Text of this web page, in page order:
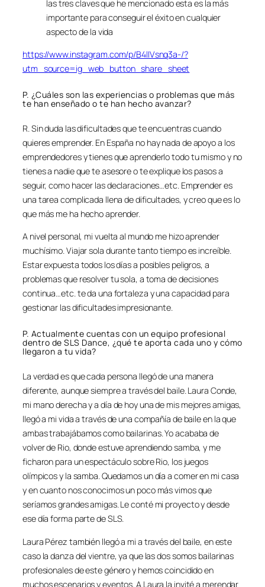
las tres claves que he mencionado esta es la más
importante para conseguir el éxito en cualquier
aspecto de la vida
https://www.instagram.com/p/B4lIVsnq3a-/?
utm_source=ig_web_button_share_sheet
P. ¿Cuáles son las experiencias o problemas que más
te han enseñado o te han hecho avanzar?
R. Sin duda las dificultades que te encuentras cuando
quieres emprender. En España no hay nada de apoyo a los
emprendedores y tienes que aprenderlo todo tu mismo y no
tienes a nadie que te asesore o te explique los pasos a
seguir, como hacer las declaraciones…etc. Emprender es
una tarea complicada llena de dificultades, y creo que es lo
que más me ha hecho aprender.
A nivel personal, mi vuelta al mundo me hizo aprender
muchísimo. Viajar sola durante tanto tiempo es increíble.
Estar expuesta todos los días a posibles peligros, a
problemas que resolver tu sola, a toma de decisiones
continua…etc. te da una fortaleza y una capacidad para
gestionar las dificultades impresionante.
P. Actualmente cuentas con un equipo profesional
dentro de SLS Dance, ¿qué te aporta cada uno y cómo
llegaron a tu vida?
La verdad es que cada persona llegó de una manera
diferente, aunque siempre a través del baile. Laura Conde,
mi mano derecha y a día de hoy una de mis mejores amigas,
llegó a mi vida a través de una compañía de baile en la que
ambas trabajábamos como bailarinas. Yo acababa de
volver de Rio, donde estuve aprendiendo samba, y me
ficharon para un espectáculo sobre Rio, los juegos
olímpicos y la samba. Quedamos un día a comer en mi casa
y en cuanto nos conocimos un poco más vimos que
seríamos grandes amigas. Le conté mi proyecto y desde
ese día forma parte de SLS.
Laura Pérez también llegó a mi a través del baile, en este
caso la danza del vientre, ya que las dos somos bailarinas
profesionales de este género y hemos coincidido en
muchos escenarios y eventos. A Laura la invité a merendar